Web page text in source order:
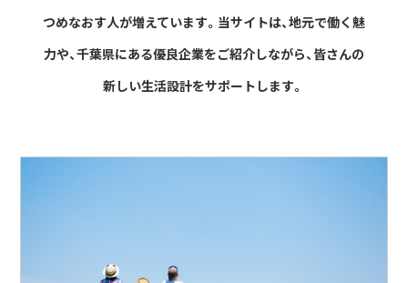
つめなおす人が増えています。 当サイトは、地元で働く魅
力や、千葉県にある優良企業をご紹介しながら、皆さんの
新しい生活設計をサポートします。